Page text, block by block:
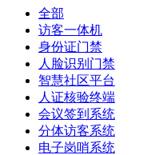
全部
访客一体机
身份证门禁
人脸识别门禁
智慧社区平台
人证核验终端
会议签到系统
分体访客系统
电子岗哨系统